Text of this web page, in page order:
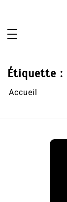
Étiquette :
Accueil